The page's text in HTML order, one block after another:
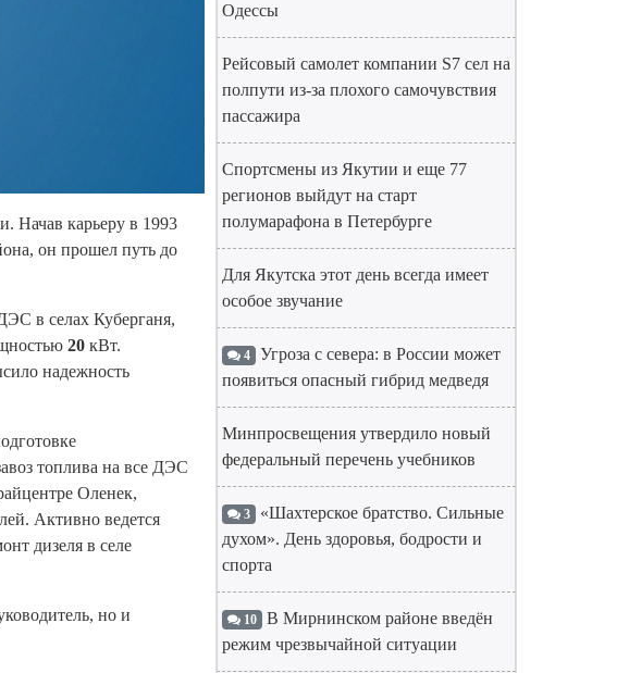
Начав карьеру в 1993
он прошел путь до
в селах Куберганя,
20 кВт.
надежность
топлива на все ДЭС
Оленек,
Активно ведется
дизеля в селе
но и
Одессы
Рейсовый самолет компании S7 сел на
полпути из-за плохого самочувствия
пассажира
Спортсмены из Якутии и еще 77
регионов выйдут на старт
полумарафона в Петербурге
Для Якутска этот день всегда имеет
особое звучание
4 Угроза с севера: в России может
появиться опасный гибрид медведя
Минпросвещения утвердило новый
федеральный перечень учебников
3 «Шахтерское братство. Сильные
духом». День здоровья, бодрости и
спорта
10 В Мирнинском районе введён
режим чрезвычайной ситуации